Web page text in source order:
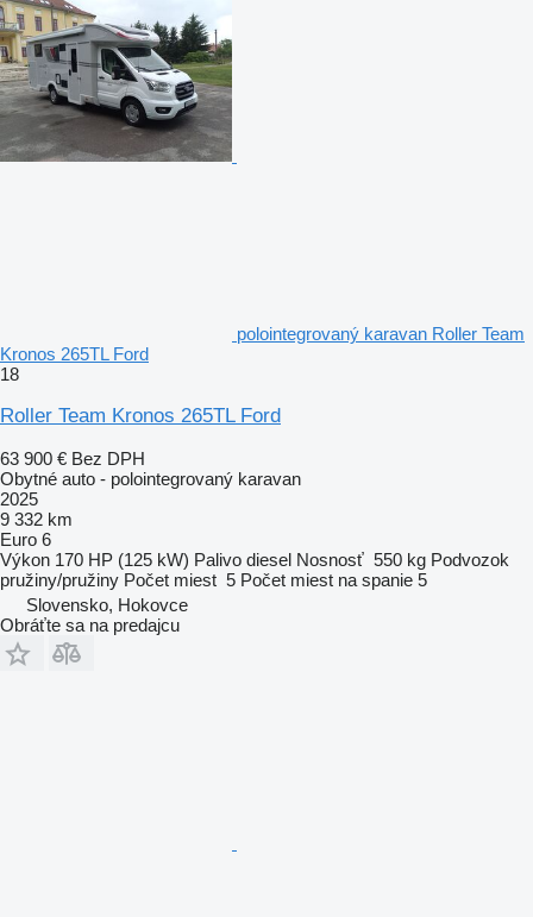
polointegrovaný karavan Roller Team
Kronos 265TL Ford
18
Roller Team Kronos 265TL Ford
63 900 € Bez DPH
Obytné auto - polointegrovaný karavan
2025
9 332 km
Euro 6
Výkon 170 HP (125 kW) Palivo diesel Nosnosť 550 kg Podvozok
pružiny/pružiny Počet miest 5 Počet miest na spanie 5
Slovensko, Hokovce
Obráťte sa na predajcu